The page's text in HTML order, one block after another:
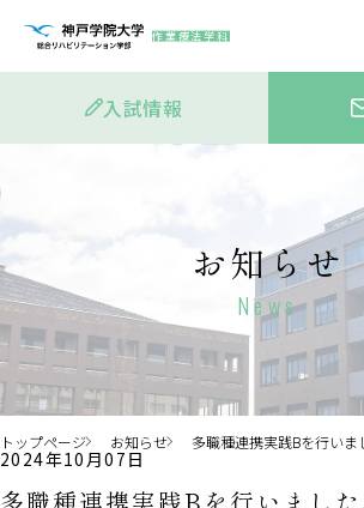
作業療法学科
入試情報
お知らせ
News
トップページ お知らせ 多職種連携実践Bを行いま
2024年10月07日